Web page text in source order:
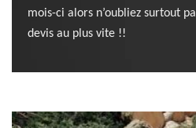
mois-ci alors n’oubliez surtout
devis au plus vite !!